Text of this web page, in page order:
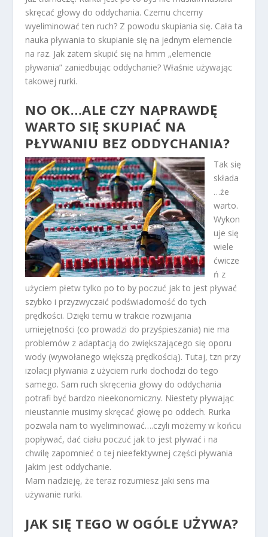
skręcać głowy do oddychania. Czemu chcemy
wyeliminować ten ruch? Z powodu skupiania się. Cała ta
nauka pływania to skupianie się na jednym elemencie
na raz. Jak zatem skupić się na hmm „elemencie
pływania” zaniedbując oddychanie? Właśnie używając
takowej rurki.
NO OK…ALE CZY NAPRAWDĘ
WARTO SIĘ SKUPIAĆ NA
PŁYWANIU BEZ ODDYCHANIA?
Tak się
składa
…że
warto.
Wykon
uje się
wiele
ćwicze
ń z
użyciem płetw tylko po to by poczuć jak to jest pływać
szybko i przyzwyczaić podświadomość do tych
prędkości. Dzięki temu w trakcie rozwijania
umiejętności (co prowadzi do przyśpieszania) nie ma
problemów z adaptacją do zwiększającego się oporu
wody (wywołanego większą prędkością). Tutaj, tzn przy
izolacji pływania z użyciem rurki dochodzi do tego
samego. Sam ruch skręcenia głowy do oddychania
potrafi być bardzo nieekonomiczny. Niestety pływając
nieustannie musimy skręcać głowę po oddech. Rurka
pozwala nam to wyeliminować….czyli możemy w końcu
popływać, dać ciału poczuć jak to jest pływać i na
chwilę zapomnieć o tej nieefektywnej części pływania
jakim jest oddychanie.
Mam nadzieję, że teraz rozumiesz jaki sens ma
używanie rurki.
JAK SIĘ TEGO W OGÓLE UŻYWA?